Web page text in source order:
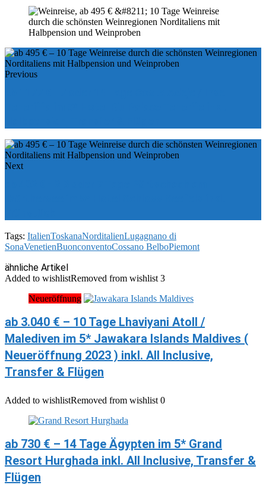
Previous
Next
Tags: ItalienToskanaNorditalienLugagnano di
SonaVenetienBuonconventoCossano BelboPiemont
ähnliche Artikel
Added to wishlistRemoved from wishlist 3
Neueröffnung
ab 3.040 € – 10 Tage Lhaviyani Atoll /
Malediven im 5* Jawakara Islands Maldives (
Neueröffnung 2023 ) inkl. All Inclusive,
Transfer & Flügen
Added to wishlistRemoved from wishlist 0
ab 730 € – 14 Tage Ägypten im 5* Grand
Resort Hurghada inkl. All Inclusive, Transfer &
Flügen